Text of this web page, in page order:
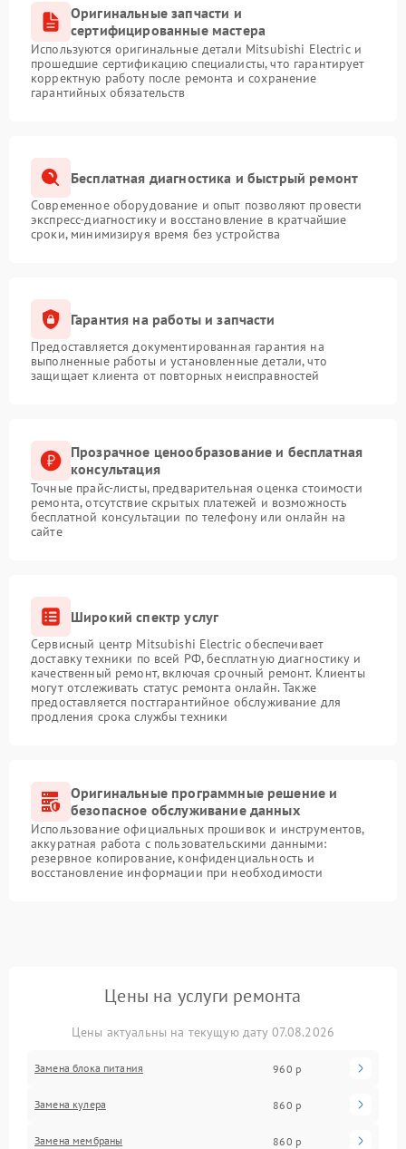
Оригинальные запчасти и
сертифицированные мастера
Используются оригинальные детали Mitsubishi Electric и
прошедшие сертификацию специалисты, что гарантирует
корректную работу после ремонта и сохранение
гарантийных обязательств
Бесплатная диагностика и быстрый ремонт
Современное оборудование и опыт позволяют провести
экспресс-диагностику и восстановление в кратчайшие
сроки, минимизируя время без устройства
Гарантия на работы и запчасти
Предоставляется документированная гарантия на
выполненные работы и установленные детали, что
защищает клиента от повторных неисправностей
Прозрачное ценообразование и бесплатная
консультация
Точные прайс-листы, предварительная оценка стоимости
ремонта, отсутствие скрытых платежей и возможность
бесплатной консультации по телефону или онлайн на
сайте
Широкий спектр услуг
Сервисный центр Mitsubishi Electric обеспечивает
доставку техники по всей РФ, бесплатную диагностику и
качественный ремонт, включая срочный ремонт. Клиенты
могут отслеживать статус ремонта онлайн. Также
предоставляется постгарантийное обслуживание для
продления срока службы техники
Оригинальные программные решение и
безопасное обслуживание данных
Использование официальных прошивок и инструментов,
аккуратная работа с пользовательскими данными:
резервное копирование, конфиденциальность и
восстановление информации при необходимости
Цены на услуги ремонта
Цены актуальны на текущую дату 07.08.2026
Замена блока питания 960 р
Замена кулера 860 р
Замена мембраны 860 р